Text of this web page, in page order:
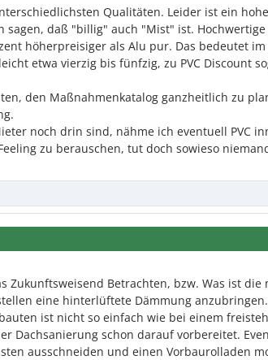
Qualitäten. Leider ist ein
sagen, daß "billig" auch "Mist" ist.
höherpreisiger als Alu pur. Das bedeutet im
etwa vierzig bis fünfzig, zu PVC Discount
den Maßnahmenkatalog ganzheitlich zu
noch drin sind, nähme ich eventuell PVC
zu berauschen, tut doch sowieso
Zukunftsweisend Betrachten, bzw. Was ist die
eine hinterlüftete Dämmung
ist nicht so einfach wie bei einem
Dachsanierung schon darauf vorbereitet.
ausschneiden und einen Vorbaurolladen